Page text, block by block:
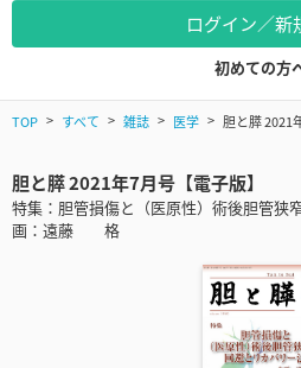
ログイン／新
初めての方
TOP すべて 雑誌 医学 胆と膵 2021
胆と膵 2021年7月号【電子版】
特集：胆管損傷と（医原性）術後胆管
画：遠藤 格